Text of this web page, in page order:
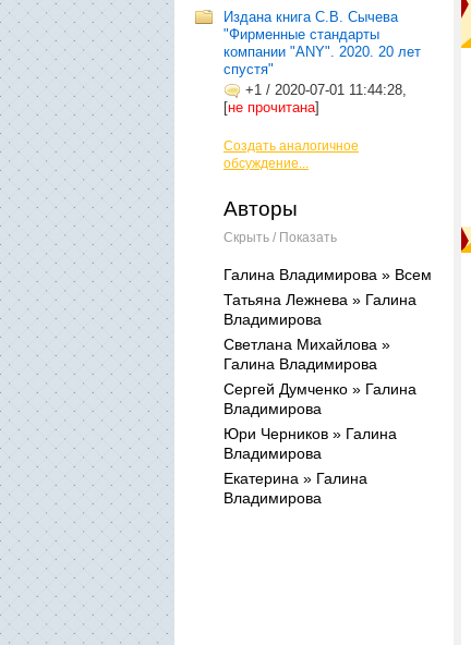
Издана книга С.В. Сычева
"Фирменные стандарты
компании "ANY". 2020. 20 лет
спустя"
+1 / 2020-07-01 11:44:28,
[не прочитана]
Создать аналогичное
обсуждение...
Авторы
Скрыть / Показать
Галина Владимирова » Всем
Татьяна Лежнева » Галина
Владимирова
Светлана Михайлова »
Галина Владимирова
Сергей Думченко » Галина
Владимирова
Юри Черников » Галина
Владимирова
Екатерина » Галина
Владимирова